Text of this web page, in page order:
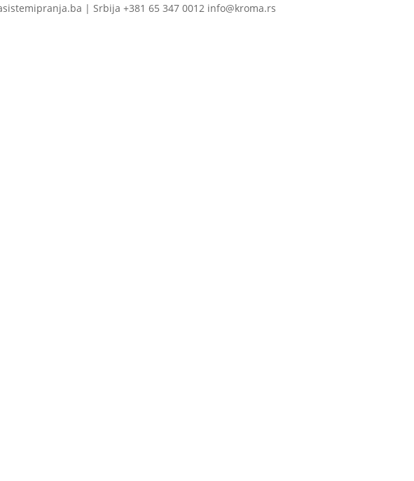
| Srbija +381 65 347 0012 info@kroma.rs